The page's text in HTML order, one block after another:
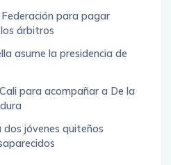
para pagar
árbitros
asume la presidencia de
para acompañar a De la
dos jóvenes quiteños